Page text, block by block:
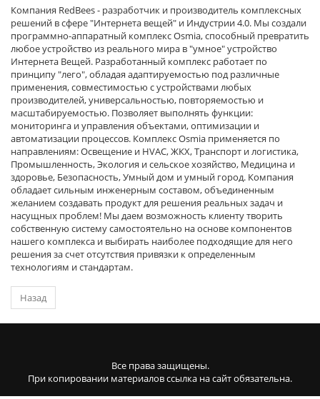
Компания RedBees - разработчик и производитель комплексных
решений в сфере "Интернета вещей" и Индустрии 4.0. Мы создали
программно-аппаратный комплекс Osmia, способный превратить
любое устройство из реального мира в "умное" устройство
Интернета Вещей. Разработанный комплекс работает по
принципу "лего", обладая адаптируемостью под различные
применения, совместимостью с устройствами любых
производителей, универсальностью, повторяемостью и
масштабируемостью. Позволяет выполнять функции:
мониторинга и управления объектами, оптимизации и
автоматизации процессов. Комплекс Osmia применяется по
направлениям: Освещение и HVAC, ЖКХ, Транспорт и логистика,
Промышленность, Экология и сельское хозяйство, Медицина и
здоровье, Безопасность, Умный дом и умный город. Компания
обладает сильным инженерным составом, объединенным
желанием создавать продукт для решения реальных задач и
насущных проблем! Мы даем возможность клиенту творить
собственную систему самостоятельно на основе компонентов
нашего комплекса и выбирать наиболее подходящие для него
решения за счет отсутствия привязки к определенным
технологиям и стандартам.
Назад
Все права защищены.
При копировании материалов ссылка на сайт обязательна.